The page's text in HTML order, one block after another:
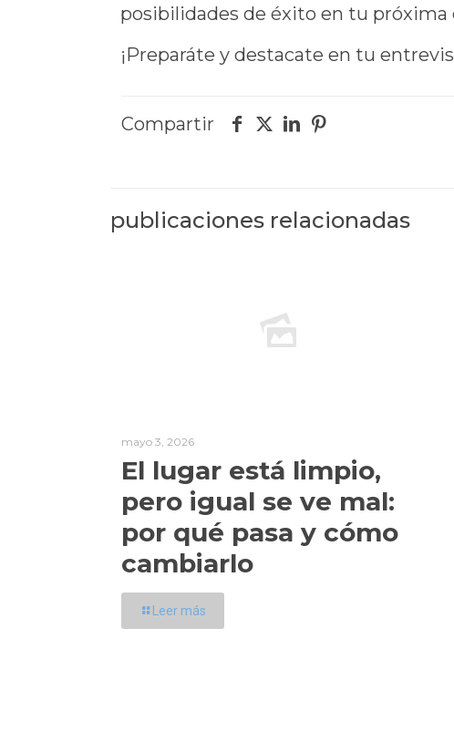
posibilidades de éxito en tu próxima
¡Preparáte y destacate en tu
Compartir
publicaciones relacionadas
mayo 3, 2026
El lugar está limpio,
pero igual se ve mal:
por qué pasa y cómo
cambiarlo
Leer más